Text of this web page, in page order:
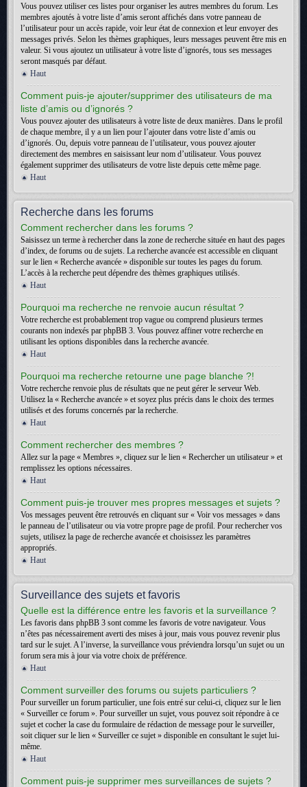
Vous pouvez utiliser ces listes pour organiser les autres membres du forum. Les
membres ajoutés à votre liste d’amis seront affichés dans votre panneau de
l’utilisateur pour un accès rapide, voir leur état de connexion et leur envoyer des
messages privés. Selon les thèmes graphiques, leurs messages peuvent être mis en
valeur. Si vous ajoutez un utilisateur à votre liste d’ignorés, tous ses messages
seront masqués par défaut.
Haut
Comment puis-je ajouter/supprimer des utilisateurs de ma
liste d’amis ou d’ignorés ?
Vous pouvez ajouter des utilisateurs à votre liste de deux manières. Dans le profil
de chaque membre, il y a un lien pour l’ajouter dans votre liste d’amis ou
d’ignorés. Ou, depuis votre panneau de l’utilisateur, vous pouvez ajouter
directement des membres en saisissant leur nom d’utilisateur. Vous pouvez
également supprimer des utilisateurs de votre liste depuis cette même page.
Haut
Recherche dans les forums
Comment rechercher dans les forums ?
Saisissez un terme à rechercher dans la zone de recherche située en haut des pages
d’index, de forums ou de sujets. La recherche avancée est accessible en cliquant
sur le lien « Recherche avancée » disponible sur toutes les pages du forum.
L’accès à la recherche peut dépendre des thèmes graphiques utilisés.
Haut
Pourquoi ma recherche ne renvoie aucun résultat ?
Votre recherche est probablement trop vague ou comprend plusieurs termes
courants non indexés par phpBB 3. Vous pouvez affiner votre recherche en
utilisant les options disponibles dans la recherche avancée.
Haut
Pourquoi ma recherche retourne une page blanche ?!
Votre recherche renvoie plus de résultats que ne peut gérer le serveur Web.
Utilisez la « Recherche avancée » et soyez plus précis dans le choix des termes
utilisés et des forums concernés par la recherche.
Haut
Comment rechercher des membres ?
Allez sur la page « Membres », cliquez sur le lien « Rechercher un utilisateur » et
remplissez les options nécessaires.
Haut
Comment puis-je trouver mes propres messages et sujets ?
Vos messages peuvent être retrouvés en cliquant sur « Voir vos messages » dans
le panneau de l’utilisateur ou via votre propre page de profil. Pour rechercher vos
sujets, utilisez la page de recherche avancée et choisissez les paramètres
appropriés.
Haut
Surveillance des sujets et favoris
Quelle est la différence entre les favoris et la surveillance ?
Les favoris dans phpBB 3 sont comme les favoris de votre navigateur. Vous
n’êtes pas nécessairement averti des mises à jour, mais vous pouvez revenir plus
tard sur le sujet. A l’inverse, la surveillance vous préviendra lorsqu’un sujet ou un
forum sera mis à jour via votre choix de préférence.
Haut
Comment surveiller des forums ou sujets particuliers ?
Pour surveiller un forum particulier, une fois entré sur celui-ci, cliquez sur le lien
« Surveiller ce forum ». Pour surveiller un sujet, vous pouvez soit répondre à ce
sujet et cocher la case du formulaire de rédaction de message pour le surveiller,
soit cliquer sur le lien « Surveiller ce sujet » disponible en consultant le sujet lui-
même.
Haut
Comment puis-je supprimer mes surveillances de sujets ?